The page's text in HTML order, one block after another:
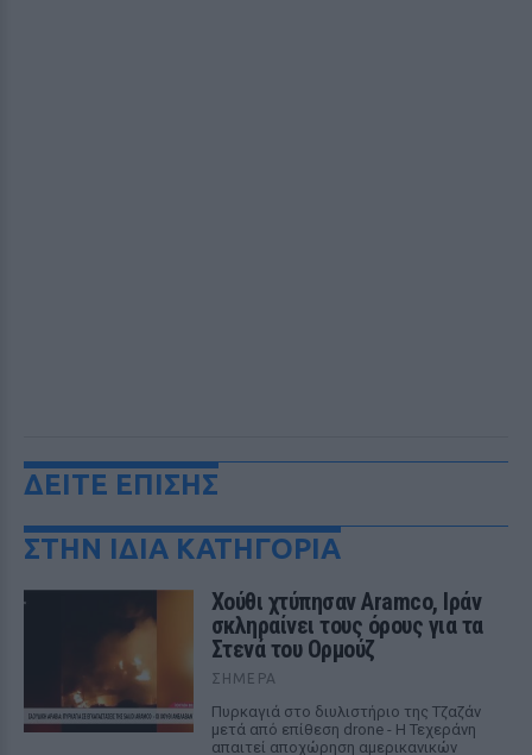
ΔΕΙΤΕ ΕΠΙΣΗΣ
ΣΤΗΝ ΙΔΙΑ ΚΑΤΗΓΟΡΙΑ
Χούθι χτύπησαν Aramco, Ιράν
σκληραίνει τους όρους για τα
Στενά του Ορμούζ
ΣΉΜΕΡΑ
Πυρκαγιά στο διυλιστήριο της Τζαζάν
μετά από επίθεση drone - Η Τεχεράνη
απαιτεί αποχώρηση αμερικανικών